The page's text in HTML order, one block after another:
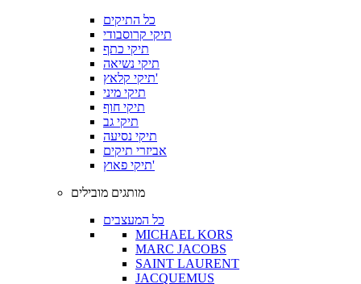
כל התיקים
תיקי קרוסבודי
תיקי כתף
תיקי נשיאה
תיקי קלאץ'
תיקי מיני
תיקי חוף
תיקי גב
תיקי נסיעה
אביזרי תיקים
תיקי פאוץ'
מותגים מובילים
כל המעצבים
MICHAEL KORS
MARC JACOBS
SAINT LAURENT
JACQUEMUS